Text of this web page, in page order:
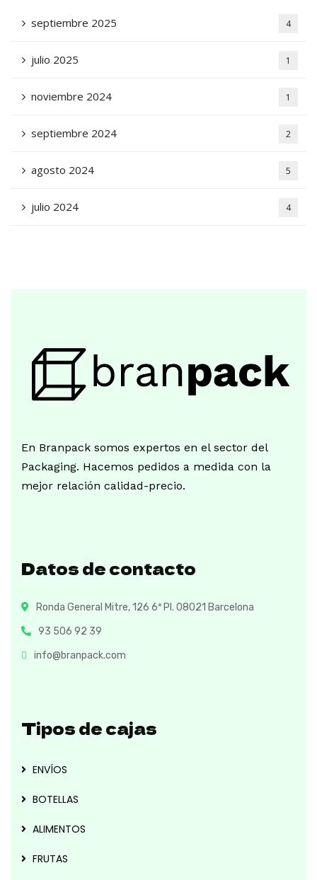
septiembre 2025 4
julio 2025 1
noviembre 2024 1
septiembre 2024 2
agosto 2024 5
julio 2024 4
En Branpack somos expertos en el sector del
Packaging. Hacemos pedidos a medida con la
mejor relación calidad-precio.
Datos de contacto
Ronda General Mitre, 126 6ª Pl. 08021 Barcelona
93 506 92 39
info@branpack.com
Tipos de cajas
ENVÍOS
BOTELLAS
ALIMENTOS
FRUTAS